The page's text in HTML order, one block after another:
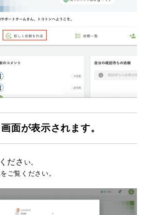
面が表示されます。
ださ い。
ご覧ください。